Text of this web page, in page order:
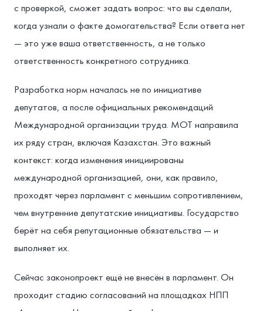
с проверкой, сможет задать вопрос: что вы сделали,
когда узнали о факте домогательства? Если ответа нет
— это уже ваша ответственность, а не только
ответственность конкретного сотрудника.
Разработка норм началась не по инициативе
депутатов, а после официальных рекомендаций
Международной организации труда. МОТ направила
их ряду стран, включая Казахстан. Это важный
контекст: когда изменения инициированы
международной организацией, они, как правило,
проходят через парламент с меньшим сопротивлением,
чем внутренние депутатские инициативы. Государство
берёт на себя репутационные обязательства — и
выполняет их.
Сейчас законопроект ещё не внесён в парламент. Он
проходит стадию согласований на площадках НПП